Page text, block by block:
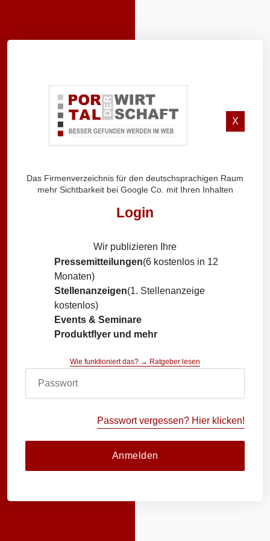
X
Das Firmenverzeichnis für den deutschsprachigen Raum
mehr Sichtbarkeit bei Google Co. mit Ihren Inhalten
Login
Wir publizieren Ihre
Pressemitteilungen(6 kostenlos in 12
Monaten)
Stellenanzeigen(1. Stellenanzeige
kostenlos)
Events & Seminare
Produktflyer und mehr
Wie funktioniert das? → Ratgeber lesen
Passwort vergessen? Hier klicken!
Anmelden